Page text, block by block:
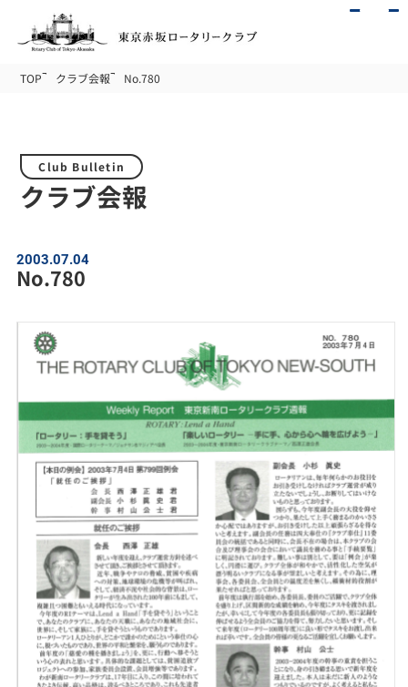
TOP クラブ会報 No.780
Club Bulletin
クラブ会報
2003.07.04
No.780